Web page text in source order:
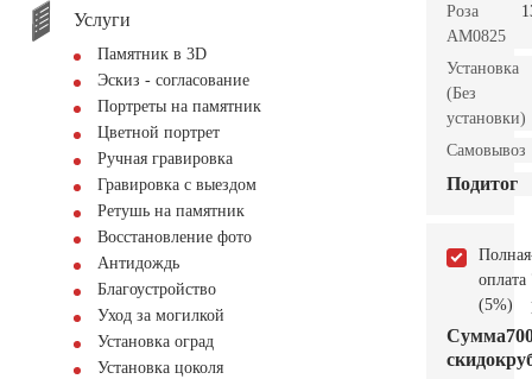
Услуги
Памятник в 3D
Эскиз - согласование
Портреты на памятник
Цветной портрет
Ручная гравировка
Гравировка с выездом
Ретушь на памятник
Восстановление фото
Антидождь
Благоустройство
Уход за могилкой
Установка оград
Установка цоколя
Роза
AM0825
Установка
(Без
установки)
Самовывоз
Подитог
Полная
оплата
(5%)
Сумма
скидок